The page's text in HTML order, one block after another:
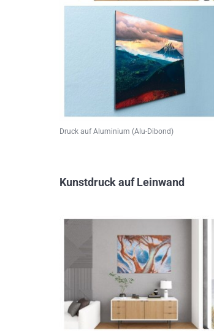
Druck auf Aluminium (Alu-Dibond)
Kunstdruck auf Leinwand